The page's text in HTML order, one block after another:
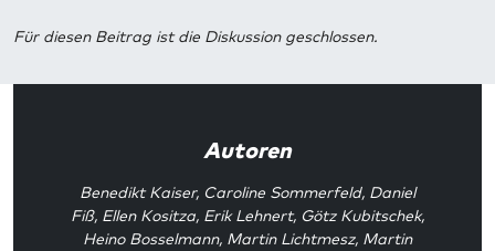
Für diesen Beitrag ist die Diskussion geschlossen.
Autoren
Benedikt Kaiser, Caroline Sommerfeld, Daniel
Fiß, Ellen Kositza, Erik Lehnert, Götz Kubitschek,
Heino Bosselmann, Martin Lichtmesz, Martin